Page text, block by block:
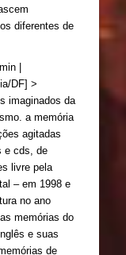
diferentes de
|
DF] >
imaginados da
a memória
agitadas
e cds, de
livre pela
– em 1998 e
no ano
memórias do
e suas
de